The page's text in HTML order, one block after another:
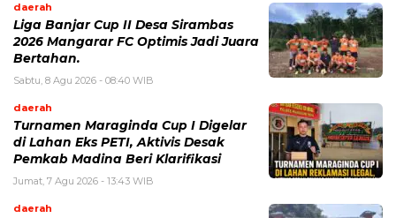
daerah
Liga Banjar Cup II Desa Sirambas
2026 Mangarar FC Optimis Jadi Juara
Bertahan.
Sabtu, 8 Agu 2026 - 08:40 WIB
daerah
Turnamen Maraginda Cup I Digelar
di Lahan Eks PETI, Aktivis Desak
Pemkab Madina Beri Klarifikasi
Jumat, 7 Agu 2026 - 13:43 WIB
daerah